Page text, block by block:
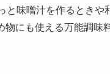
味噌汁を作るときや
にも使える万能調味料